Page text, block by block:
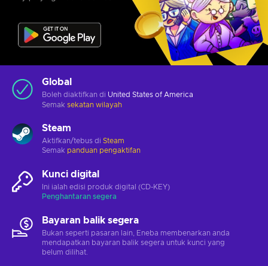
Global
Boleh diaktifkan di United States of America
Semak sekatan wilayah
Steam
Aktifkan/tebus di Steam
Semak panduan pengaktifan
Kunci digital
Ini ialah edisi produk digital (CD-KEY)
Penghantaran segera
Bayaran balik segera
Bukan seperti pasaran lain, Eneba membenarkan anda
mendapatkan bayaran balik segera untuk kunci yang
belum dilihat.